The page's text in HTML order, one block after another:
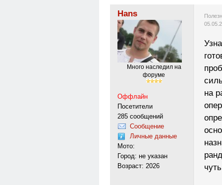
Hans
Много наследил на
форуме
Оффлайн
Посетители
285 сообщений
Сообщение
Личные данные
Мото:
Город: не указан
Возраст: 2026
на